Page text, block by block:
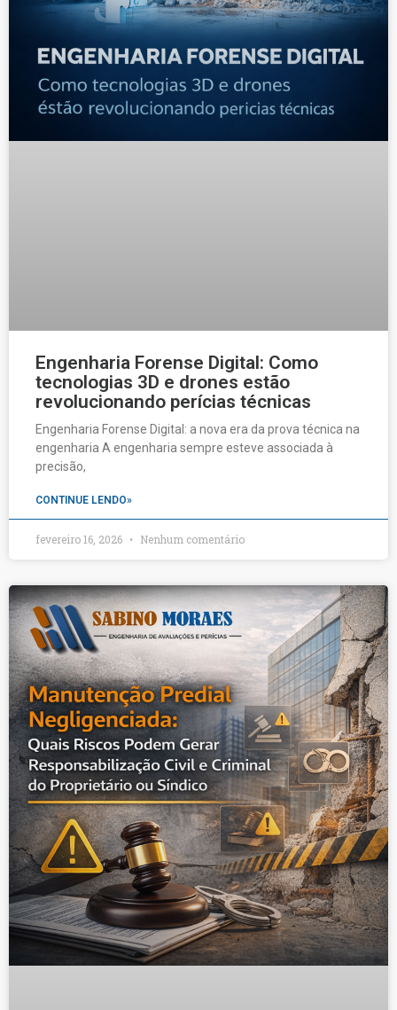
Engenharia Forense Digital: Como
tecnologias 3D e drones estão
revolucionando perícias técnicas
Engenharia Forense Digital: a nova era da prova técnica na
engenharia A engenharia sempre esteve associada à
precisão,
CONTINUE LENDO»
fevereiro 16, 2026 Nenhum comentário